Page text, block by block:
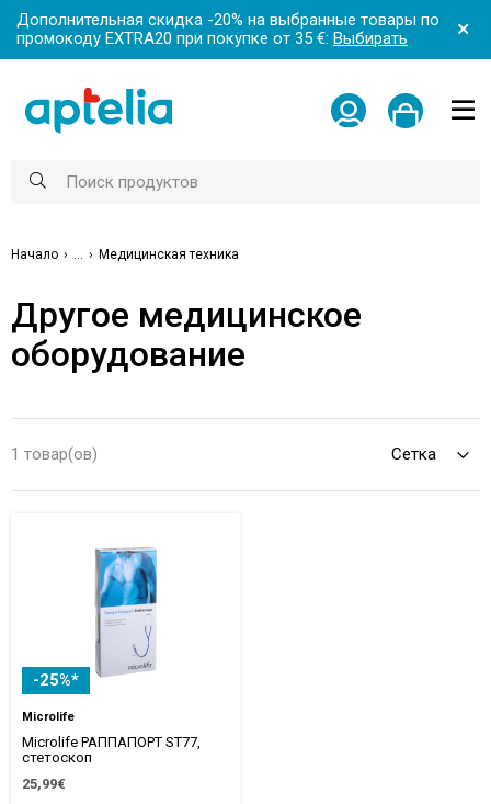
Дополнительная скидка -20% на выбранные товары по
промокоду EXTRA20 при покупке от 35 €: Выбирать
Начало Медицинская техника
Другое медицинское
оборудование
1 товар(ов)
-25%*
Microlife
Microlife РАППАПОРТ ST77,
стетоскоп
25,99€